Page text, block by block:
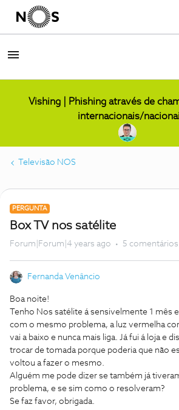
Vishing | Phishing através de
internacionais/
Televisão NOS
PERGUNTA
Box TV nos satélite
Forum|Forum|4 years ago 5 comentários
Fernanda Venâncio
Boa noite!
Tenho Nos satélite á sensivelmente 1 mês
com o mesmo problema, a luz vermelha
vai a baixo e nunca mais liga. Já fui á loja e
trocar de tomada porque poderia que não
voltou a fazer o mesmo.
Alguém me pode dizer se também já
problema, e se sim como o resolveram?
Se faz favor, obrigada.